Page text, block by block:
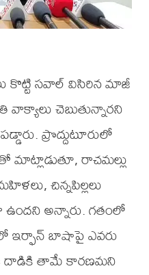
కొట్టి సవాల్ విసిరిన మాజీ
వాక్యాలు చెబుతున్నారని
ప్రొద్దుటూరులో
రాచమల్లు
చిన్నపిల్లలు
ఉందని అన్నారు. గతంలో
ఇర్ఫాన్ బాషాపై ఎవరు
దాడికి తామే కారణమని